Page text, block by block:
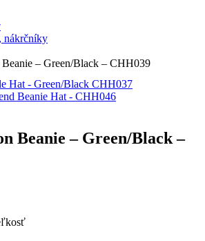
nákrčníky
– Green/Black – CHH039
Hat - Green/Black CHH037
Beanie Hat - CHH046
Beanie – Green/Black –